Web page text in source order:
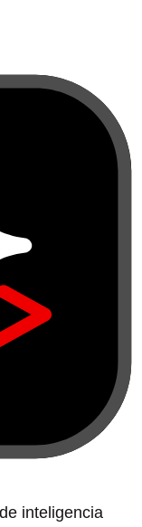
inteligencia